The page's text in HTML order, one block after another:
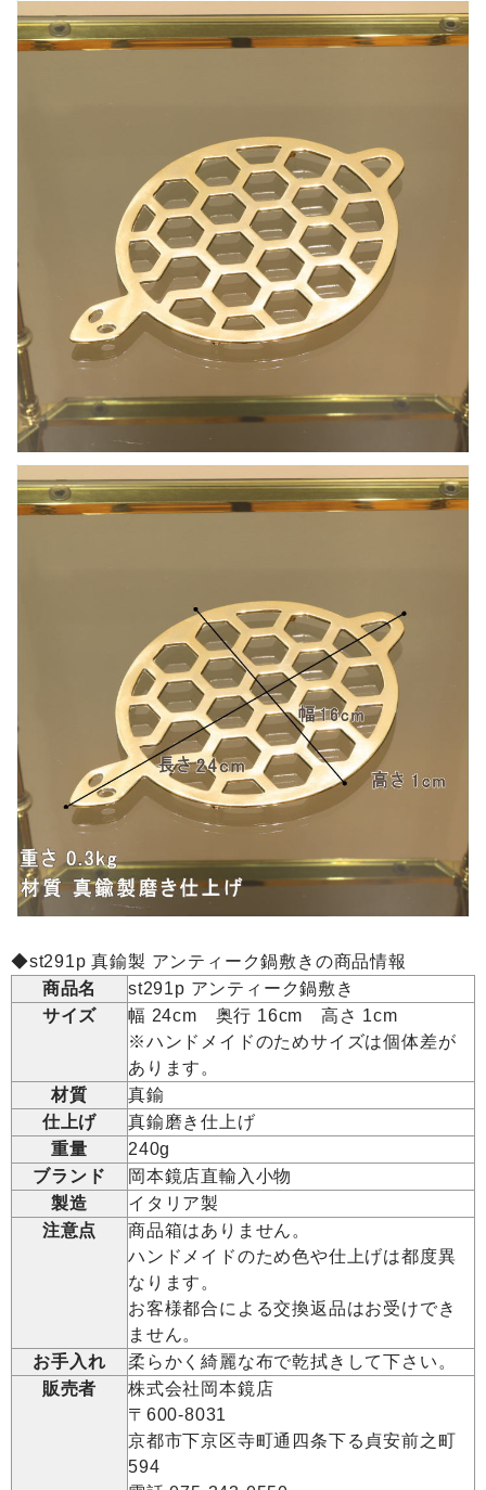
◆st291p 真鍮製 アンティーク鍋敷きの商品情報
商品名
st291p アンティーク鍋敷き
サイズ
幅 24cm 奥行 16cm 高さ 1cm
※ハンドメイドのためサイズは個体差が
あります。
材質
真鍮
仕上げ
真鍮磨き仕上げ
重量
240g
ブランド
岡本鏡店直輸入小物
製造
イタリア製
注意点
商品箱はありません。
ハンドメイドのため色や仕上げは都度異
なります。
お客様都合による交換返品はお受けでき
ません。
お手入れ
柔らかく綺麗な布で乾拭きして下さい。
販売者
株式会社岡本鏡店
〒600-8031
京都市下京区寺町通四条下る貞安前之町
594